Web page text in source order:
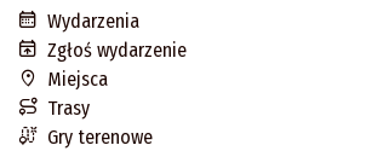
Wydarzenia
Zgłoś wydarzenie
Miejsca
Trasy
Gry terenowe